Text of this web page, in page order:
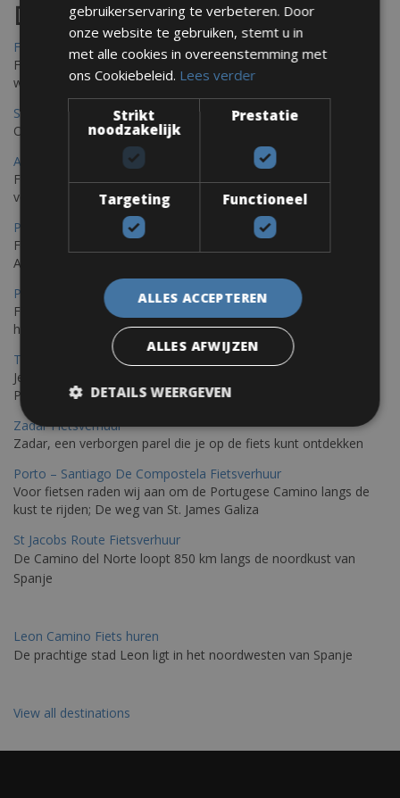
Destinations
Frejus Fietsverhuur
Fréjus en Saint-Raphaël liggen aan de Middellandse Zee en
worden omringd door het Massif de l'Esterel
Saint Raphael Fietsverhuur
Ontdek Saint Raphael, gelegen in het prachtige Var op uw fiets
Ajaccio Fietsverhuur
Fietsen in Ajaccio, gelegen op het eiland Corsica, biedt een
verscheidenheid aan routes
Porec Fietsverhuur
Fiets over sfeervolle routes die zich uitstrekken langs de
Adriatische kust en het weelderige Istrische platteland.
Pula Fietsverhuur
Fietsen langs de Istrische kust is de ideale fietstocht voor wie
houdt van de Mediterrane zon.
Trieste-Pula Fietsverhuur
Je kunt een fiets huren met levering in Triëst en de fiets later in
Pula of elders in Istrië achterlaten.
Zadar Fietsverhuur
Zadar, een verborgen parel die je op de fiets kunt ontdekken
Porto – Santiago De Compostela Fietsverhuur
Voor fietsen raden wij aan om de Portugese Camino langs de
kust te rijden; De weg van St. James Galiza
St Jacobs Route Fietsverhuur
De Camino del Norte loopt 850 km langs de noordkust van
Spanje
Leon Camino Fiets huren
De prachtige stad Leon ligt in het noordwesten van Spanje
View all destinations
gebruikerservaring te verbeteren. Door
onze website te gebruiken, stemt u in
met alle cookies in overeenstemming met
ons Cookiebeleid. Lees verder
Strikt
noodzakelijk
Prestatie
Targeting Functioneel
ALLES ACCEPTEREN
ALLES AFWIJZEN
DETAILS WEERGEVEN